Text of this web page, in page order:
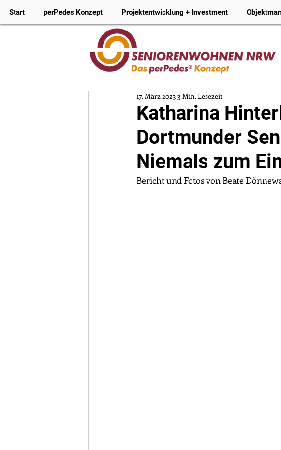
Start perPedes Konzept Projektentwicklung + Investment
Katharina
Dortmunder
Niemals zum
17. März 2023 3 Min. Lesezeit
Bericht und Fotos von Beate